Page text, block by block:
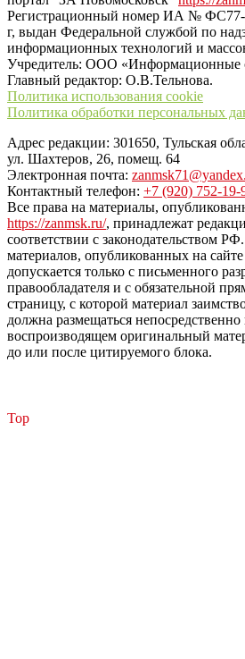
Регистрационный номер ИА № ФС77-
г, выдан Федеральной службой по
информационных технологий и
Учредитель: ООО «Информационные
Главный редактор: О.В.Тельнова.
Политика использования cookie
Политика обработки персональных
Адрес редакции: 301650, Тульская
ул. Шахтеров, 26, помещ. 64
Электронная почта:
Контактный телефон: +7 (920) 752-19-
Все права на материалы,
https://zanmsk.ru/, принадлежат
соответствии с законодательством
материалов, опубликованных на сайте
допускается только с письменного
правообладателя и с обязательной
страницу, с которой материал
должна размещаться непосредственно
воспроизводящем оригинальный
до или после цитируемого блока.
Top